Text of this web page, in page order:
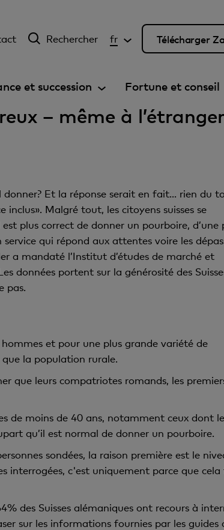
Rechercher fr Télécharger
et succession Fortune et conseil
– même à l’étranger
Et la réponse serait en fait... rien du
Malgré tout, les citoyens suisses se
plus correct de donner un pourboire, d’une
qui répond aux attentes voire les
a mandaté l’Institut d’études de marché et
données portent sur la générosité des
pas.
et pour une plus grande variété de
que la population rurale.
que leurs compatriotes romands, les
de moins de 40 ans, notamment ceux dont le
qu’il est normal de donner un pourboire.
sondées, la raison première est le
interrogées, c'est uniquement parce que
des Suisses alémaniques ont recours à
sur les informations fournies par les guides